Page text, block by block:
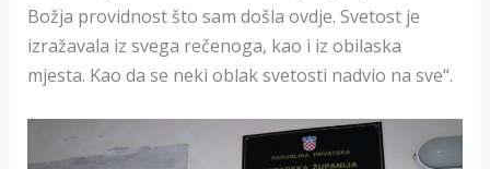
Božja providnost što sam došla ovdje. Svetost je
izražavala iz svega rečenoga, kao i iz obilaska
mjesta. Kao da se neki oblak svetosti nadvio na sve“.